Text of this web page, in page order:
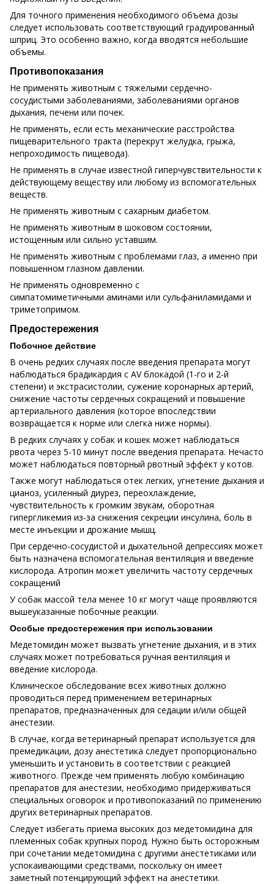
Для точного применения необходимого объема дозы
следует использовать соответствующий градуированный
шприц. Это особенно важно, когда вводятся небольшие
объемы.
Противопоказания
Не применять животным с тяжелыми сердечно-
сосудистыми заболеваниями, заболеваниями органов
дыхания, печени или почек.
Не применять, если есть механические расстройства
пищеварительного тракта (перекрут желудка, грыжа,
непроходимость пищевода).
Не применять в случае известной гиперчувствительности к
действующему веществу или любому из вспомогательных
веществ.
Не применять животным с сахарным диабетом.
Не применять животным в шоковом состоянии,
истощенным или сильно уставшим.
Не применять животным с проблемами глаз, а именно при
повышенном глазном давлении.
Не применять одновременно с
симпатомиметичными аминами или сульфаниламидами и
триметопримом.
Предостережения
Побочное действие
В очень редких случаях после введения препарата могут
наблюдаться брадикардия с AV блокадой (1-го и 2-й
степени) и экстрасистолии, сужение коронарных артерий,
снижение частоты сердечных сокращений и повышение
артериального давления (которое впоследствии
возвращается к норме или слегка ниже нормы).
В редких случаях у собак и кошек может наблюдаться
рвота через 5-10 минут после введения препарата. Нечасто
может наблюдаться повторный рвотный эффект у котов.
Также могут наблюдаться отек легких, угнетение дыхания и
цианоз, усиленный диурез, переохлаждение,
чувствительность к громким звукам, оборотная
гипергликемия из-за снижения секреции инсулина, боль в
месте инъекции и дрожание мышц.
При сердечно-сосудистой и дыхательной депрессиях может
быть назначена вспомогательная вентиляция и введение
кислорода. Атропин может увеличить частоту сердечных
сокращений
У собак массой тела менее 10 кг могут чаще проявляются
вышеуказанные побочные реакции.
Особые предостережения при использовании
Медетомидин может вызвать угнетение дыхания, и в этих
случаях может потребоваться ручная вентиляция и
введение кислорода.
Клиническое обследование всех животных должно
проводиться перед применением ветеринарных
препаратов, предназначенных для седации и/или общей
анестезии.
В случае, когда ветеринарный препарат используется для
премедикации, дозу анестетика следует пропорционально
уменьшить и установить в соответствии с реакцией
животного. Прежде чем применять любую комбинацию
препаратов для анестезии, необходимо придерживаться
специальных оговорок и противопоказаний по применению
других ветеринарных препаратов.
Следует избегать приема высоких доз медетомидина для
племенных собак крупных пород. Нужно быть осторожным
при сочетании медетомидина с другими анестетиками или
успокаивающими средствами, поскольку он имеет
заметный потенцирующий эффект на анестетики.